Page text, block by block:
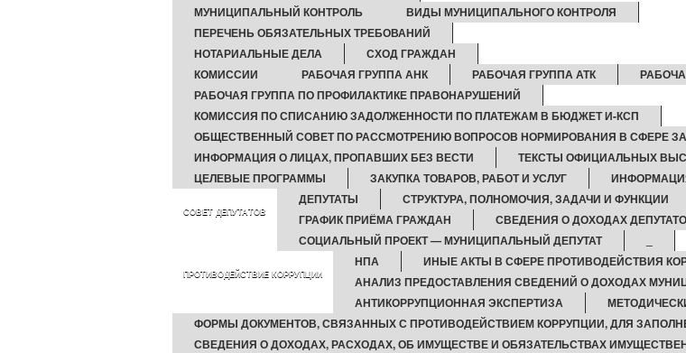
МУНИЦИПАЛЬНЫЙ КОНТРОЛЬ
ВИДЫ МУНИЦИПАЛЬНОГО КОНТРОЛЯ
ПЕРЕЧЕНЬ ОБЯЗАТЕЛЬНЫХ ТРЕБОВАНИЙ
НОТАРИАЛЬНЫЕ ДЕЛА
СХОД ГРАЖДАН
КОМИССИИ
РАБОЧАЯ ГРУППА АНК РАБОЧАЯ ГРУППА АТК
РАБОЧАЯ ГРУППА ПО ПРОФИЛАКТИКЕ ПРАВОНАРУШЕНИЙ
КОМИССИЯ ПО СПИСАНИЮ ЗАДОЛЖЕННОСТИ ПО ПЛАТЕЖАМ В БЮДЖЕТ И-КСП
ОБЩЕСТВЕННЫЙ СОВЕТ ПО РАССМОТРЕНИЮ ВОПРОСОВ НОРМИРОВАНИЯ В СФЕРЕ
ИНФОРМАЦИЯ О ЛИЦАХ, ПРОПАВШИХ БЕЗ ВЕСТИ
ТЕКСТЫ ОФИЦИАЛЬНЫХ
ЦЕЛЕВЫЕ ПРОГРАММЫ
ЗАКУПКА ТОВАРОВ, РАБОТ И УСЛУГ
СОВЕТ ДЕПУТАТОВ
ДЕПУТАТЫ СТРУКТУРА, ПОЛНОМОЧИЯ, ЗАДАЧИ И ФУНКЦИИ
ГРАФИК ПРИЁМА ГРАЖДАН
СВЕДЕНИЯ О ДОХОДАХ
СОЦИАЛЬНЫЙ ПРОЕКТ — МУНИЦИПАЛЬНЫЙ ДЕПУТАТ
ПРОТИВОДЕЙСТВИЕ КОРРУПЦИИ
НПА
ИНЫЕ АКТЫ В СФЕРЕ ПРОТИВОДЕЙСТВИЯ
АНАЛИЗ ПРЕДОСТАВЛЕНИЯ СВЕДЕНИЙ О ДОХОДАХ
АНТИКОРРУПЦИОННАЯ ЭКСПЕРТИЗА
ФОРМЫ ДОКУМЕНТОВ, СВЯЗАННЫХ С ПРОТИВОДЕЙСТВИЕМ КОРРУПЦИИ, ДЛЯ
СВЕДЕНИЯ О ДОХОДАХ, РАСХОДАХ, ОБ ИМУЩЕСТВЕ И ОБЯЗАТЕЛЬСТВАХ